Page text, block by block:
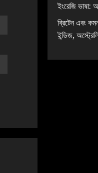
ইংরেজি ভাষা:
ব্রিটেন এবং
ইন্ডিজ,